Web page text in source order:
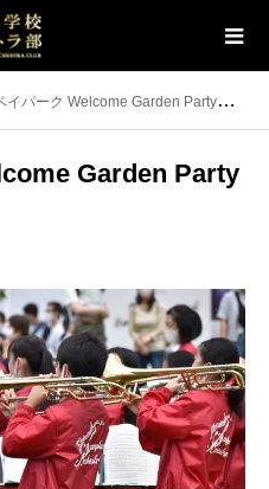
パーク Welcome Garden Partyで演奏しました
Garden Party